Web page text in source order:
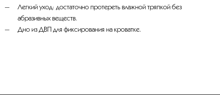
Легкий уход: достаточно протереть влажной тряпкой без
абразивных веществ.
Дно из ДВП для фиксирования на кроватке.